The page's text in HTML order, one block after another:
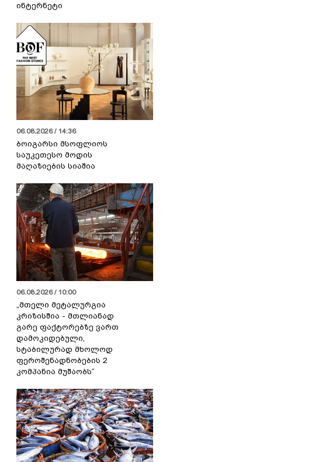
ინტერნეტი
06.08.2026 / 14:36
ბოიგარსი მსოფლიოს
საუკეთესო მოდის
მაღაზიების სიაშია
06.08.2026 / 10:00
„მთელი მეტალურგია
კრიზისშია - მთლიანად
გარე ფაქტორებზე ვართ
დამოკიდებული,
სტაბილურად მხოლოდ
ფეროშენადნობების 2
კომპანია მუშაობს“